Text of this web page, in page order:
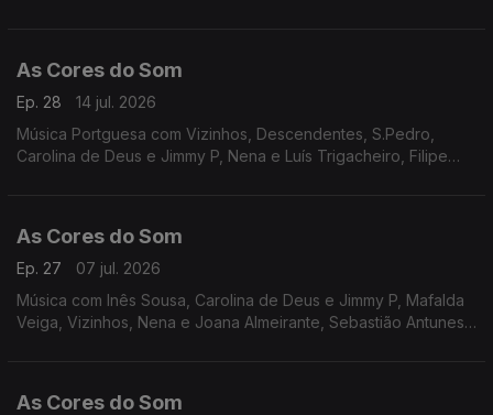
As Cores do Som
Ep. 28
14 jul. 2026
Música Portguesa com Vizinhos, Descendentes, S.Pedro,
Carolina de Deus e Jimmy P, Nena e Luís Trigacheiro, Filipe
As Cores do Som
Ep. 27
07 jul. 2026
Música com Inês Sousa, Carolina de Deus e Jimmy P, Mafalda
Veiga, Vizinhos, Nena e Joana Almeirante, Sebastião Antunes,
As Cores do Som